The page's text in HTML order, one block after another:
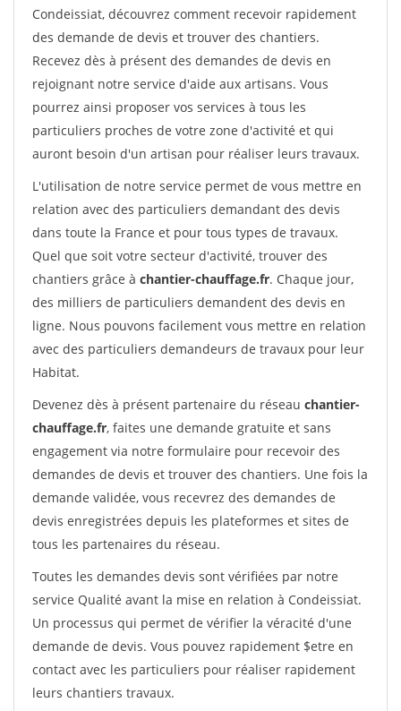
Condeissiat, découvrez comment recevoir rapidement
des demande de devis et trouver des chantiers.
Recevez dès à présent des demandes de devis en
rejoignant notre service d'aide aux artisans. Vous
pourrez ainsi proposer vos services à tous les
particuliers proches de votre zone d'activité et qui
auront besoin d'un artisan pour réaliser leurs travaux.
L'utilisation de notre service permet de vous mettre en
relation avec des particuliers demandant des devis
dans toute la France et pour tous types de travaux.
Quel que soit votre secteur d'activité, trouver des
chantiers grâce à chantier-chauffage.fr. Chaque jour,
des milliers de particuliers demandent des devis en
ligne. Nous pouvons facilement vous mettre en relation
avec des particuliers demandeurs de travaux pour leur
Habitat.
Devenez dès à présent partenaire du réseau chantier-
chauffage.fr, faites une demande gratuite et sans
engagement via notre formulaire pour recevoir des
demandes de devis et trouver des chantiers. Une fois la
demande validée, vous recevrez des demandes de
devis enregistrées depuis les plateformes et sites de
tous les partenaires du réseau.
Toutes les demandes devis sont vérifiées par notre
service Qualité avant la mise en relation à Condeissiat.
Un processus qui permet de vérifier la véracité d'une
demande de devis. Vous pouvez rapidement $etre en
contact avec les particuliers pour réaliser rapidement
leurs chantiers travaux.